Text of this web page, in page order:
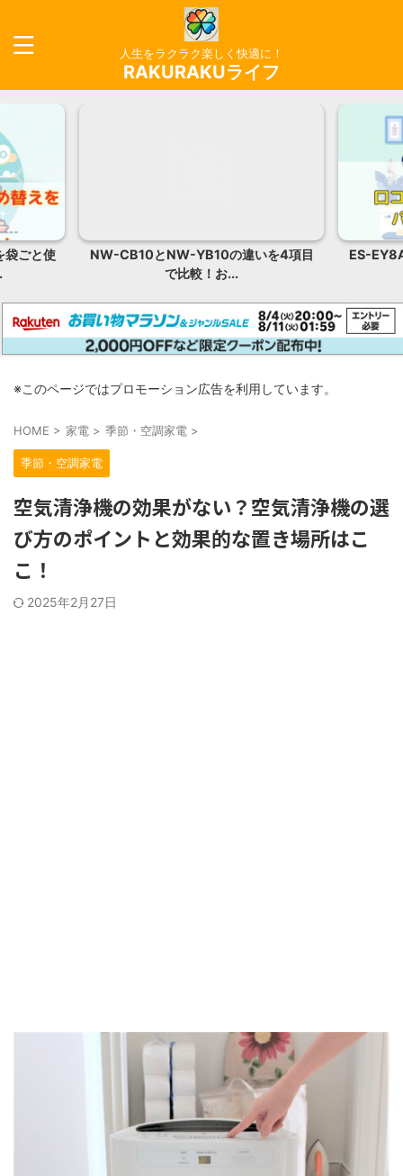
人生をラクラク楽しく快適に！
RAKURAKUライフ
を4項目
ES-EY8A-Pの口コミ評判をレビュー！
パナソニック...
ストレ
※このページではプロモーション広告を利用しています。
HOME > 家電 > 季節・空調家電 >
季節・空調家電
空気清浄機の効果がない？空気清浄機の選
び方のポイントと効果的な置き場所はこ
こ！
2025年2月27日